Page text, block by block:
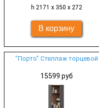
h 2171 х 350 х 272
"Порто" Стеллаж торцевой
15599 руб